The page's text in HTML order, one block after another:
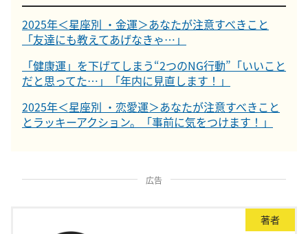
2025年＜星座別 ・金運＞あなたが注意すべきこと
「友達にも教えてあげなきゃ…」
「健康運」を下げてしまう“2つのNG行動”「いいこと
だと思ってた…」「年内に見直します！」
2025年＜星座別 ・恋愛運＞あなたが注意すべきこと
とラッキーアクション。「事前に気をつけます！」
広告
著者